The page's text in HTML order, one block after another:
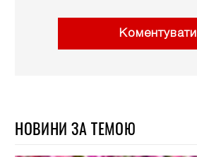
Коментувати
НОВИНИ ЗА ТЕМОЮ